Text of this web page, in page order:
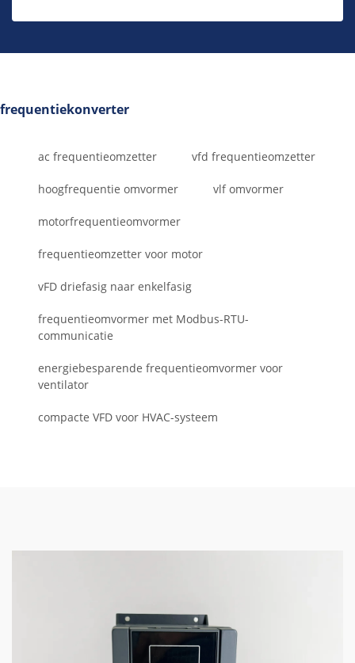
frequentiekonverter
ac frequentieomzetter vfd frequentieomzetter
hoogfrequentie omvormer vlf omvormer
motorfrequentieomvormer
frequentieomzetter voor motor
vFD driefasig naar enkelfasig
frequentieomvormer met Modbus-RTU-
communicatie
energiebesparende frequentieomvormer voor
ventilator
compacte VFD voor HVAC-systeem